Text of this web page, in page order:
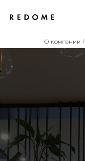
О компании /